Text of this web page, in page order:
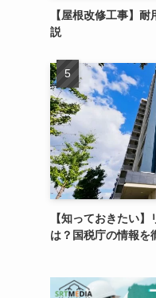
【屋根改修工事】
説
【知っておきたい
は？国税庁の情報を